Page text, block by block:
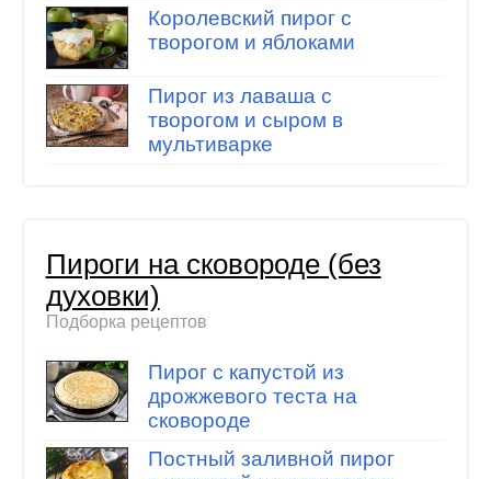
Королевский пирог с
творогом и яблоками
Пирог из лаваша с
творогом и сыром в
мультиварке
Пироги на сковороде (без
духовки)
Подборка рецептов
Пирог с капустой из
дрожжевого теста на
сковороде
Постный заливной пирог